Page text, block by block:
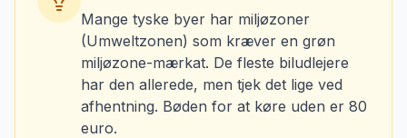
Mange tyske byer har miljøzoner
(Umweltzonen) som kræver en grøn
miljøzone-mærkat. De fleste biludlejere
har den allerede, men tjek det lige ved
afhentning. Bøden for at køre uden er 80
euro.